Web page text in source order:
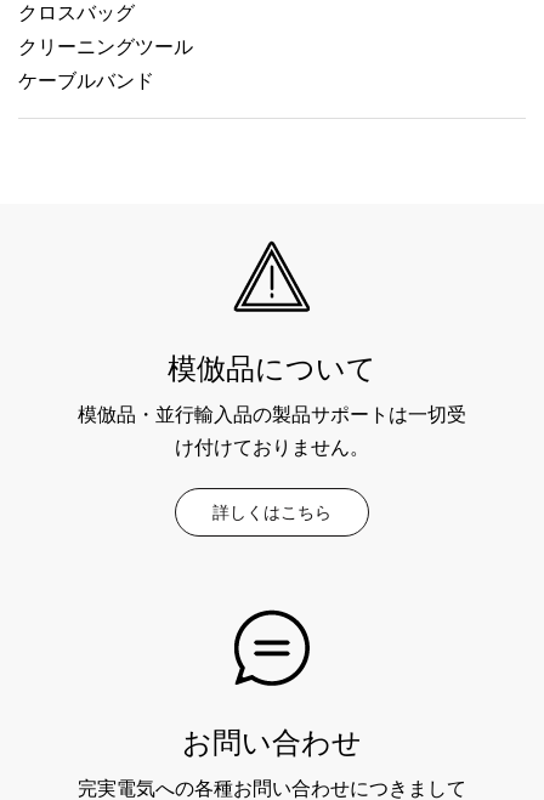
クロスバッグ
クリーニングツール
ケーブルバンド
模倣品について
模倣品・並行輸入品の製品サポートは一切受
け付けておりません。
詳しくはこちら
お問い合わせ
完実電気への各種お問い合わせにつきまして